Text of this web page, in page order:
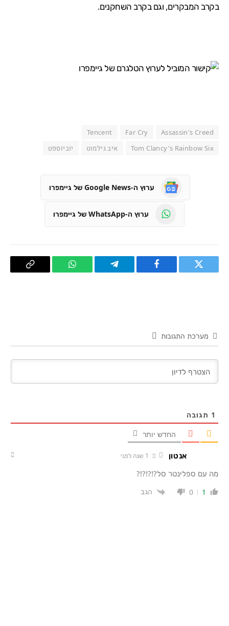
בקרב המבקרים, וגם בקרב השחקנים.
Assassin's Creed
Far Cry
Tencentׂ
Tom Clancy's Rainbow Six
איב גילמוט יוביוספט
ערוץ ה-Google News של גיימפרו
ערוץ ה-WhatsApp של גיימפרו
טוויטר פייסבוק Telegram
WhatsApp העתק
מערכת התגובות
1 תגובה
החדש יותר
אנטון
מה עם ספלינטר סל?!?!?!?
1
0 הגב